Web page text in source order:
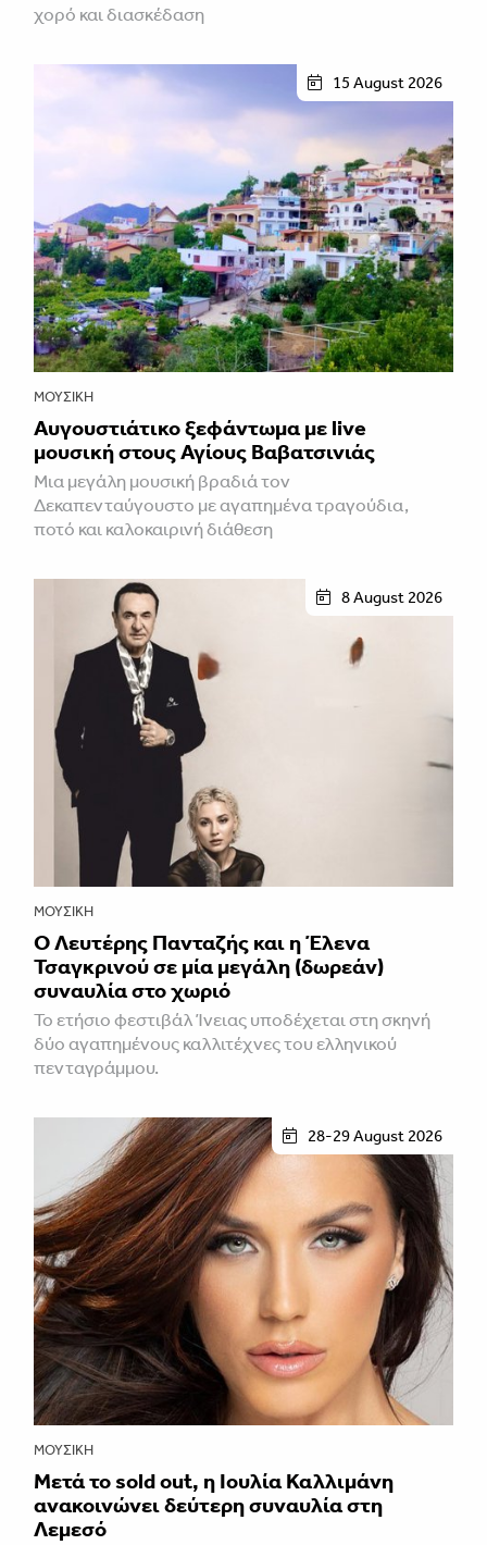
χορό και διασκέδαση
15 August 2026
ΜΟΥΣΙΚΉ
Αυγουστιάτικο ξεφάντωμα με live
μουσική στους Αγίους Βαβατσινιάς
Μια μεγάλη μουσική βραδιά τον
Δεκαπενταύγουστο με αγαπημένα τραγούδια,
ποτό και καλοκαιρινή διάθεση
8 August 2026
ΜΟΥΣΙΚΉ
Ο Λευτέρης Πανταζής και η Έλενα
Τσαγκρινού σε μία μεγάλη (δωρεάν)
συναυλία στο χωριό
Το ετήσιο φεστιβάλ Ίνειας υποδέχεται στη σκηνή
δύο αγαπημένους καλλιτέχνες του ελληνικού
πενταγράμμου.
28-29 August 2026
ΜΟΥΣΙΚΉ
Μετά το sold out, η Ιουλία Καλλιμάνη
ανακοινώνει δεύτερη συναυλία στη
Λεμεσό